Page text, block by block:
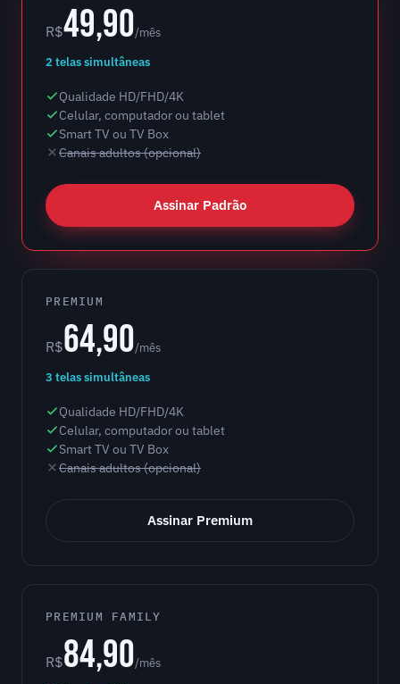
R$49,90/mês
2 telas simultâneas
Qualidade HD/FHD/4K
Celular, computador ou tablet
Smart TV ou TV Box
Canais adultos (opcional)
Assinar Padrão
PREMIUM
R$64,90/mês
3 telas simultâneas
Qualidade HD/FHD/4K
Celular, computador ou tablet
Smart TV ou TV Box
Canais adultos (opcional)
Assinar Premium
PREMIUM FAMILY
R$84,90/mês